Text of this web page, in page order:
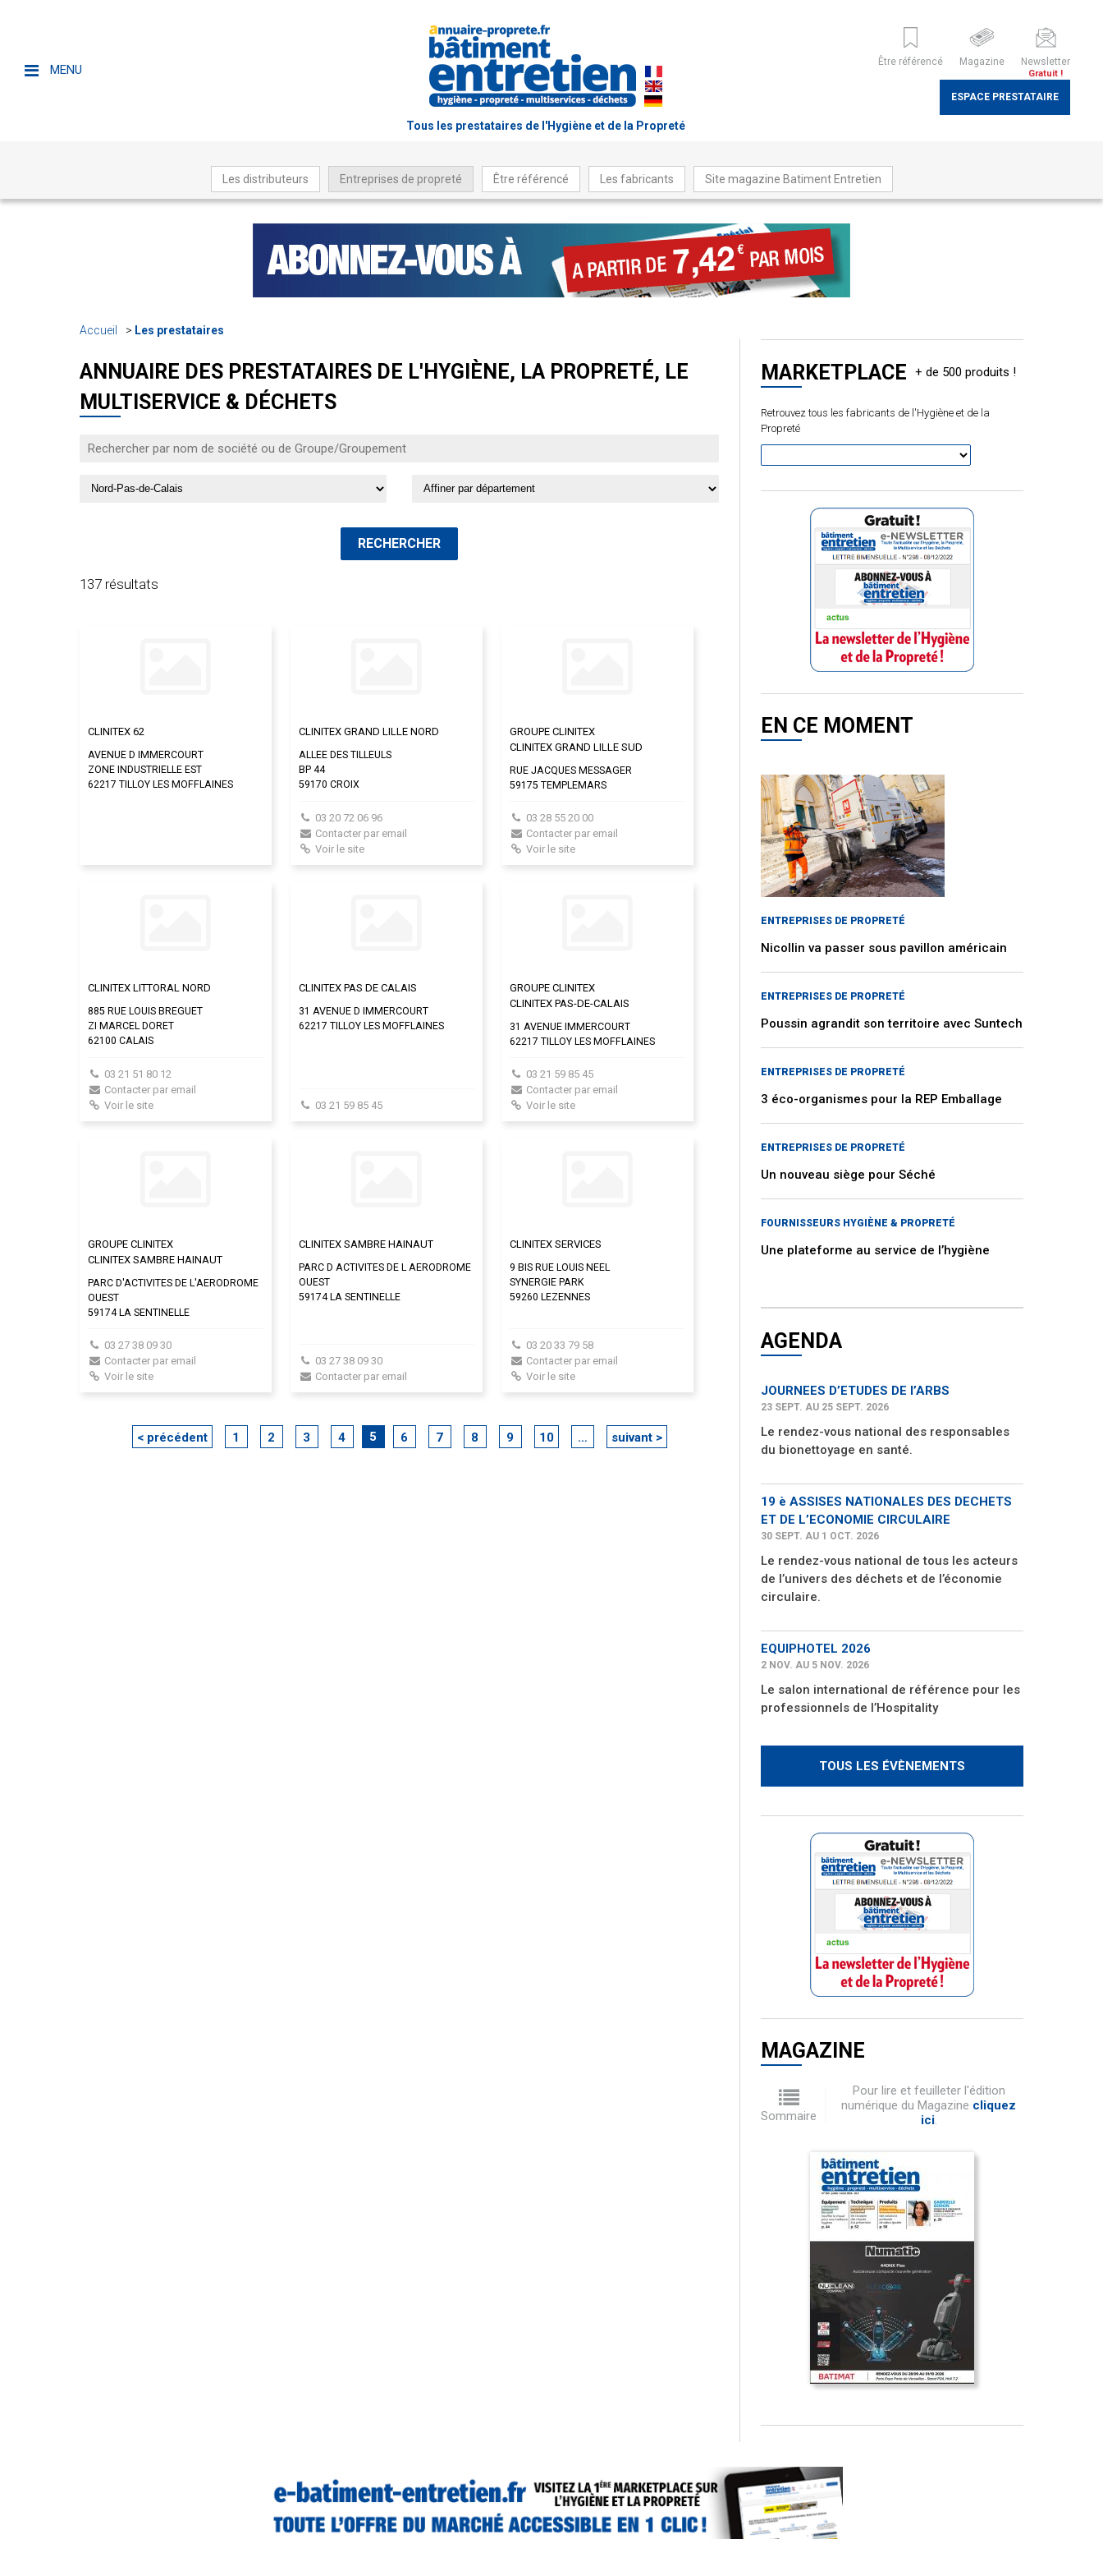
MENU
Tous les prestataires de l'Hygiène et de la Propreté
Être référencé Magazine Newsletter
Gratuit !
ESPACE PRESTATAIRE
Les distributeurs Entreprises de propreté Être référencé Les fabricants Site magazine Batiment Entretien
Accueil Les prestataires
ANNUAIRE DES PRESTATAIRES DE L'HYGIÈNE, LA PROPRETÉ, LE
MULTISERVICE & DÉCHETS
137 résultats
CLINITEX 62
AVENUE D IMMERCOURT
ZONE INDUSTRIELLE EST
62217 TILLOY LES MOFFLAINES
CLINITEX GRAND LILLE NORD
ALLEE DES TILLEULS
BP 44
59170 CROIX
03 20 72 06 96
Contacter par email
Voir le site
GROUPE CLINITEX
CLINITEX GRAND LILLE SUD
RUE JACQUES MESSAGER
59175 TEMPLEMARS
03 28 55 20 00
Contacter par email
Voir le site
CLINITEX LITTORAL NORD
885 RUE LOUIS BREGUET
ZI MARCEL DORET
62100 CALAIS
03 21 51 80 12
Contacter par email
Voir le site
CLINITEX PAS DE CALAIS
31 AVENUE D IMMERCOURT
62217 TILLOY LES MOFFLAINES
03 21 59 85 45
GROUPE CLINITEX
CLINITEX PAS-DE-CALAIS
31 AVENUE IMMERCOURT
62217 TILLOY LES MOFFLAINES
03 21 59 85 45
Contacter par email
Voir le site
GROUPE CLINITEX
CLINITEX SAMBRE HAINAUT
PARC D'ACTIVITES DE L'AERODROME
OUEST
59174 LA SENTINELLE
03 27 38 09 30
Contacter par email
Voir le site
CLINITEX SAMBRE HAINAUT
PARC D ACTIVITES DE L AERODROME
OUEST
59174 LA SENTINELLE
03 27 38 09 30
Contacter par email
CLINITEX SERVICES
9 BIS RUE LOUIS NEEL
SYNERGIE PARK
59260 LEZENNES
03 20 33 79 58
Contacter par email
Voir le site
< précédent 1 2 3 4 5 6 7 8 9 10 … suivant >
MARKETPLACE
Retrouvez tous les fabricants de l'Hygiène et de la
Propreté
EN CE MOMENT
ENTREPRISES DE PROPRETÉ
Nicollin va passer sous pavillon américain
ENTREPRISES DE PROPRETÉ
Poussin agrandit son territoire avec Suntech
ENTREPRISES DE PROPRETÉ
3 éco-organismes pour la REP Emballage
ENTREPRISES DE PROPRETÉ
Un nouveau siège pour Séché
FOURNISSEURS HYGIÈNE & PROPRETÉ
Une plateforme au service de l’hygiène
AGENDA
JOURNEES D’ETUDES DE l’ARBS
23 SEPT. AU 25 SEPT. 2026
Le rendez-vous national des responsables
du bionettoyage en santé.
19 è ASSISES NATIONALES DES DECHETS
ET DE L’ECONOMIE CIRCULAIRE
30 SEPT. AU 1 OCT. 2026
Le rendez-vous national de tous les acteurs
de l’univers des déchets et de l’économie
circulaire.
EQUIPHOTEL 2026
2 NOV. AU 5 NOV. 2026
Le salon international de référence pour les
professionnels de l’Hospitality
TOUS LES ÉVÈNEMENTS
MAGAZINE
Sommaire
Pour lire et feuilleter l'édition
numérique du Magazine cliquez
ici.